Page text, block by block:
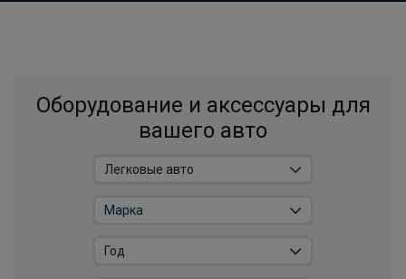
Оборудование и аксессуары для
вашего авто